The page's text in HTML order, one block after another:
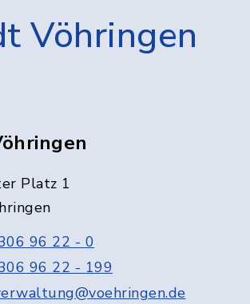
Vöhringen
Platz 1
96 22 - 0
96 22 - 199